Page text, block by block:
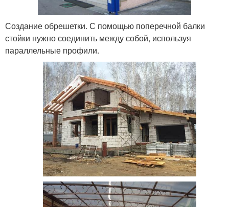
Создание обрешетки. С помощью поперечной балки
стойки нужно соединить между собой, используя
параллельные профили.